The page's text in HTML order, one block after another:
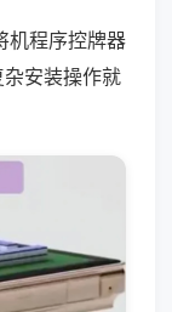
机程序控牌器
安装操作就